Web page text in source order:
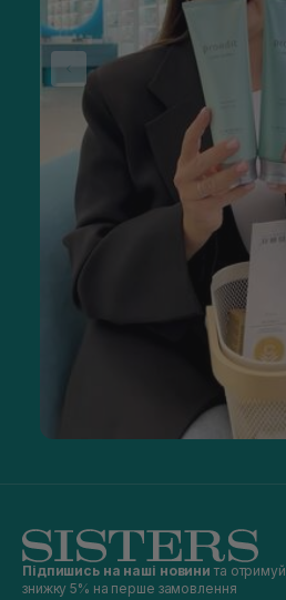
Підпишись на наші новини та отримуй
знижку 5% на перше замовлення